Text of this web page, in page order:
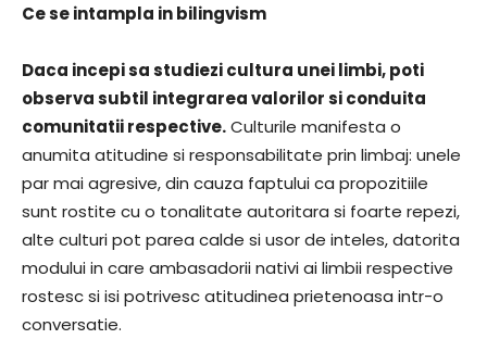
Ce se intampla in bilingvism
Daca incepi sa studiezi cultura unei limbi, poti
observa subtil integrarea valorilor si conduita
comunitatii respective.Culturile manifesta o
anumita atitudine si responsabilitate prin limbaj: unele
par mai agresive, din cauza faptului ca propozitiile
sunt rostite cu o tonalitate autoritara si foarte repezi,
alte culturi pot parea calde si usor de inteles, datorita
modului in care ambasadorii nativi ai limbii respective
rostesc si isi potrivesc atitudinea prietenoasa intr-o
conversatie.